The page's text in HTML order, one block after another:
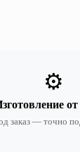
⚙️
заказ — точно